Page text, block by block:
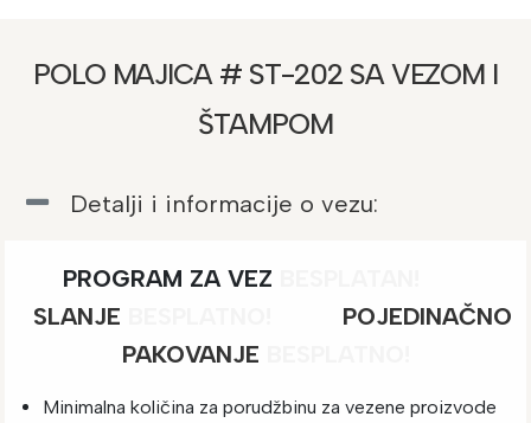
POLO MAJICA # ST-202 SA VEZOM I
ŠTAMPOM
Detalji i informacije o vezu:
PROGRAM ZA VEZ
SLANJE
POJEDINAČNO
PAKOVANJE
Minimalna količina za porudžbinu za vezene proizvode